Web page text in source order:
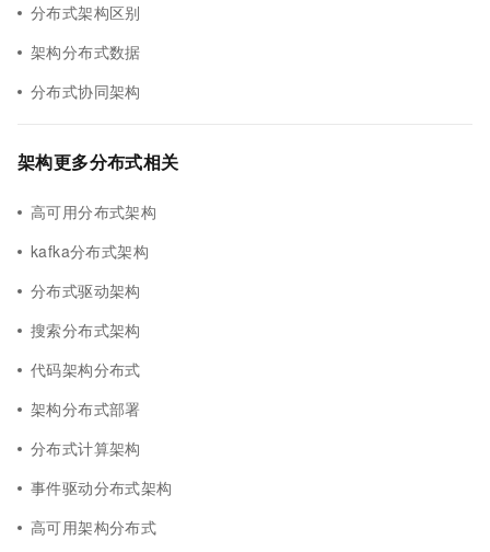
分布式架构区别
架构分布式数据
分布式协同架构
架构更多分布式相关
高可用分布式架构
kafka分布式架构
分布式驱动架构
搜索分布式架构
代码架构分布式
架构分布式部署
分布式计算架构
事件驱动分布式架构
高可用架构分布式